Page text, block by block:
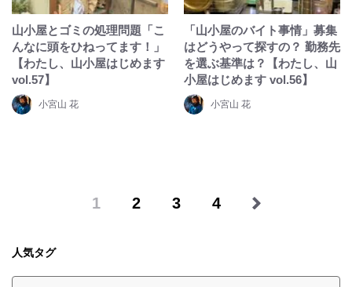
山小屋とゴミの処理問題「こ
んなに頭をひねってます！」
【わたし、山小屋はじめます
vol.57】
小宮山 花
「山小屋のバイト事情」募集
はどうやって探すの？ 勤務先
を選ぶ基準は？【わたし、山
小屋はじめます vol.56】
小宮山 花
1 2 3 4
人気タグ